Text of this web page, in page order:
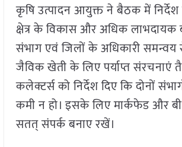
कृषि उत्पादन आयुक्त ने बैठक में निर्देश
क्षेत्र के विकास और अधिक
संभाग एवं जिलों के अधिकारी समन्वय
जैविक खेती के लिए पर्याप्त संरचनाएं
कलेक्टर्स को निर्देश दिए कि दोनों
कमी न हो। इसके लिए मार्कफेड और
सतत् संपर्क बनाए रखें।